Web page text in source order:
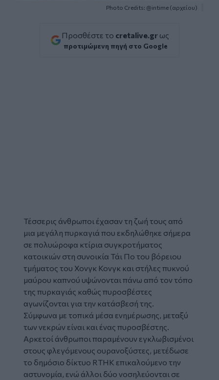
Photo Credits: @intime (αρχείου)
Προσθέστε το cretalive.gr ως
προτιμώμενη πηγή στο Google
Τέσσερις άνθρωποι έχασαν τη ζωή τους από
μια μεγάλη πυρκαγιά που εκδηλώθηκε σήμερα
σε πολυώροφα κτίρια συγκροτήματος
κατοικιών στη συνοικία Τάι Πο του βόρειου
τμήματος του Χονγκ Κονγκ και στήλες πυκνού
μαύρου καπνού υψώνονται πάνω από τον τόπο
της πυρκαγιάς καθώς πυροσβέστες
αγωνίζονται για την κατάσβεσή της.
Σύμφωνα με τοπικά μέσα ενημέρωσης, μεταξύ
των νεκρών είναι και ένας πυροσβέστης.
Αρκετοί άνθρωποι παραμένουν εγκλωβισμένοι
στους φλεγόμενους ουρανοξύστες, μετέδωσε
το δημόσιο δίκτυο RTHK επικαλούμενο την
αστυνομία, ενώ άλλοι δύο νοσηλεύονται σε